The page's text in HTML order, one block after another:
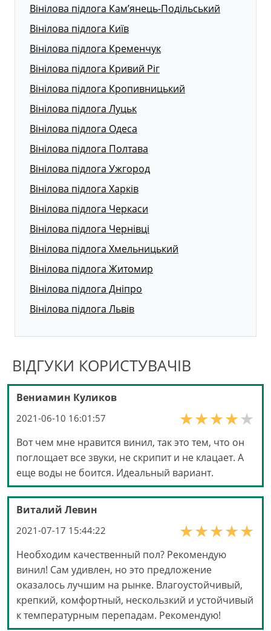
Вінілова підлога Кам’янець-Подільський
Вінілова підлога Київ
Вінілова підлога Кременчук
Вінілова підлога Кривий Ріг
Вінілова підлога Кропивницький
Вінілова підлога Луцьк
Вінілова підлога Одеса
Вінілова підлога Полтава
Вінілова підлога Ужгород
Вінілова підлога Харків
Вінілова підлога Черкаси
Вінілова підлога Чернівці
Вінілова підлога Хмельницький
Вінілова підлога Житомир
Вінілова підлога Дніпро
Вінілова підлога Львів
ВІДГУКИ КОРИСТУВАЧІВ
Вениамин Куликов
2021-06-10 16:01:57
Вот чем мне нравится винил, так это тем, что он
поглощает все звуки, не скрипит и не клацает. А
еще воды не боится. Идеальный вариант.
Виталий Левин
2021-07-17 15:44:22
Необходим качественный пол? Рекомендую
винил! Сам удивлен, но это предложение
оказалось лучшим на рынке. Влагоустойчивый,
крепкий, комфортный, нескользкий и устойчивый
к температурным перепадам. Рекомендую!